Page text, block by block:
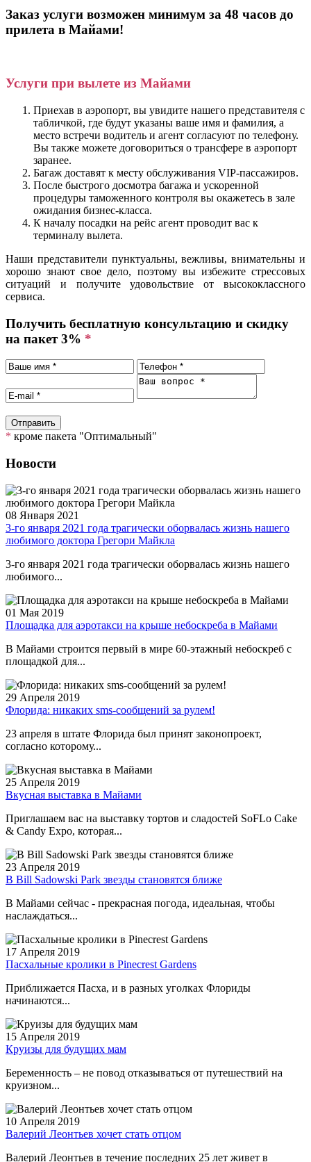
Заказ услуги возможен минимум за 48 часов до
прилета в Майами!
Услуги при вылете из Майами
Приехав в аэропорт, вы увидите нашего представителя с
табличкой, где будут указаны ваше имя и фамилия, а
место встречи водитель и агент согласуют по телефону.
Вы также можете договориться о трансфере в аэропорт
заранее.
Багаж доставят к месту обслуживания VIP-пассажиров.
После быстрого досмотра багажа и ускоренной
процедуры таможенного контроля вы окажетесь в зале
ожидания бизнес-класса.
К началу посадки на рейс агент проводит вас к
терминалу вылета.
Наши представители пунктуальны, вежливы, внимательны и
хорошо знают свое дело, поэтому вы избежите стрессовых
ситуаций и получите удовольствие от высококлассного
сервиса.
Получить бесплатную консультацию и скидку
на пакет 3% *
* кроме пакета "Оптимальный"
Новости
08 Января 2021
3-го января 2021 года трагически оборвалась жизнь нашего
любимого доктора Грегори Майкла
3-го января 2021 года трагически оборвалась жизнь нашего
любимого...
01 Мая 2019
Площадка для аэротакси на крыше небоскреба в Майами
В Майами строится первый в мире 60-этажный небоскреб с
площадкой для...
29 Апреля 2019
Флорида: никаких sms-сообщений за рулем!
23 апреля в штате Флорида был принят законопроект,
согласно которому...
25 Апреля 2019
Вкусная выставка в Майами
Приглашаем вас на выставку тортов и сладостей SoFLo Cake
& Candy Expo, которая...
23 Апреля 2019
В Bill Sadowski Park звезды становятся ближе
В Майами сейчас - прекрасная погода, идеальная, чтобы
наслаждаться...
17 Апреля 2019
Пасхальные кролики в Pinecrest Gardens
Приближается Пасха, и в разных уголках Флориды
начинаются...
15 Апреля 2019
Круизы для будущих мам
Беременность – не повод отказываться от путешествий на
круизном...
10 Апреля 2019
Валерий Леонтьев хочет стать отцом
Валерий Леонтьев в течение последних 25 лет живет в